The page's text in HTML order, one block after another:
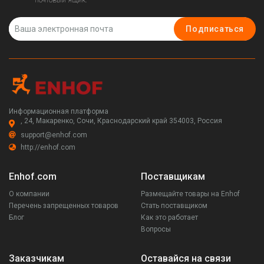
Подписаться
Информационная платформа
, 24, Макаренко, Сочи, Краснодарский край 354003, Россия
support@enhof.com
http://enhof.com
Enhof.com
О компании
Перечень запрещенных товаров
Блог
Поставщикам
Размещайте товары на Enhof
Стать поставщиком
Как это работает
Вопросы
Заказчикам Оставайся на связи